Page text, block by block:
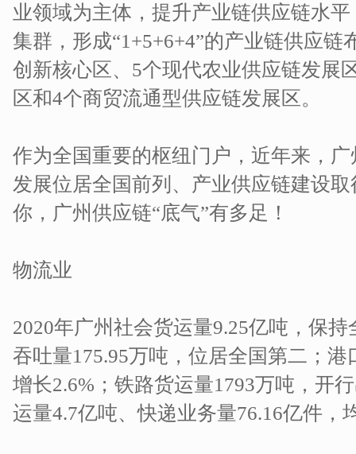
业领域为主体，提升产业链供应链水
集群，形成“1+5+6+4”的产业链供应
创新核心区、5个现代农业供应链发展
区和4个商贸流通型供应链发展区。
作为全国重要的枢纽门户，近年来，
发展位居全国前列、产业供应链建设
你，广州供应链“底气”有多足！
物流业
2020年广州社会货运量9.25亿吨，保
吞吐量175.95万吨，位居全国第二；
增长2.6%；铁路货运量1793万吨，开
运量4.7亿吨、快递业务量76.16亿件，